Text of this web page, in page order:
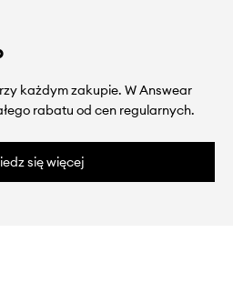
każdym zakupie. W Answear
rabatu od cen regularnych.
się więcej